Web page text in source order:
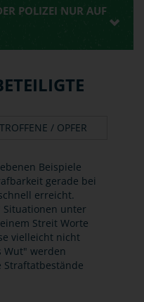
POLIZEI NUR AUF
/ OPFER
Beispiele
gerade bei
erreicht.
unter
Streit Worte
vielleicht nicht
werden
Straftatbestände